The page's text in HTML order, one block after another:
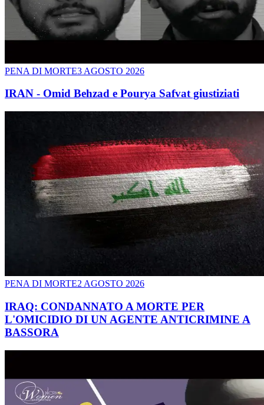
PENA DI MORTE3 AGOSTO 2026
IRAN - Omid Behzad e Pourya Safvat giustiziati
PENA DI MORTE2 AGOSTO 2026
IRAQ: CONDANNATO A MORTE PER
L'OMICIDIO DI UN AGENTE ANTICRIMINE A
BASSORA